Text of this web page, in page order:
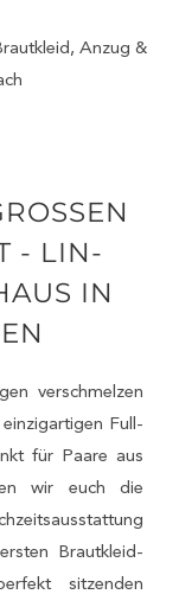
Anzug &
- LIN-
IN
verschmelzen
Full-
für Paare aus
wir euch die
Brautkleid-
sitzenden